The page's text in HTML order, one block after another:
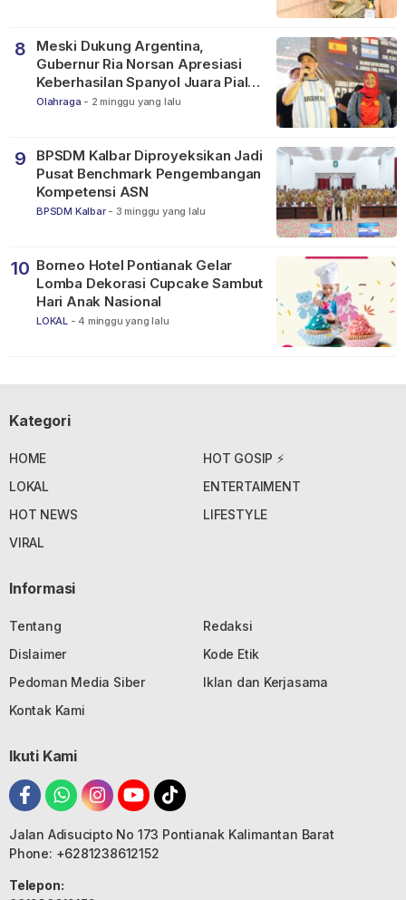
8
Meski Dukung Argentina,
Gubernur Ria Norsan Apresiasi
Keberhasilan Spanyol Juara Piala
Dunia FIFA 2026
Olahraga - 2 minggu yang lalu
9
BPSDM Kalbar Diproyeksikan Jadi
Pusat Benchmark Pengembangan
Kompetensi ASN
BPSDM Kalbar - 3 minggu yang lalu
10 Borneo Hotel Pontianak Gelar
Lomba Dekorasi Cupcake Sambut
Hari Anak Nasional
LOKAL - 4 minggu yang lalu
Kategori
HOME
HOT GOSIP ⚡
LOKAL
ENTERTAIMENT
HOT NEWS
LIFESTYLE
VIRAL
Informasi
Tentang
Redaksi
Dislaimer
Kode Etik
Pedoman Media Siber
Iklan dan Kerjasama
Kontak Kami
Ikuti Kami
Jalan Adisucipto No 173 Pontianak Kalimantan Barat
Phone: +6281238612152
Telepon: